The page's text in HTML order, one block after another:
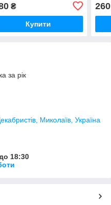
₴
Купити
260
за рік
Миколаїв, Україна
18:30